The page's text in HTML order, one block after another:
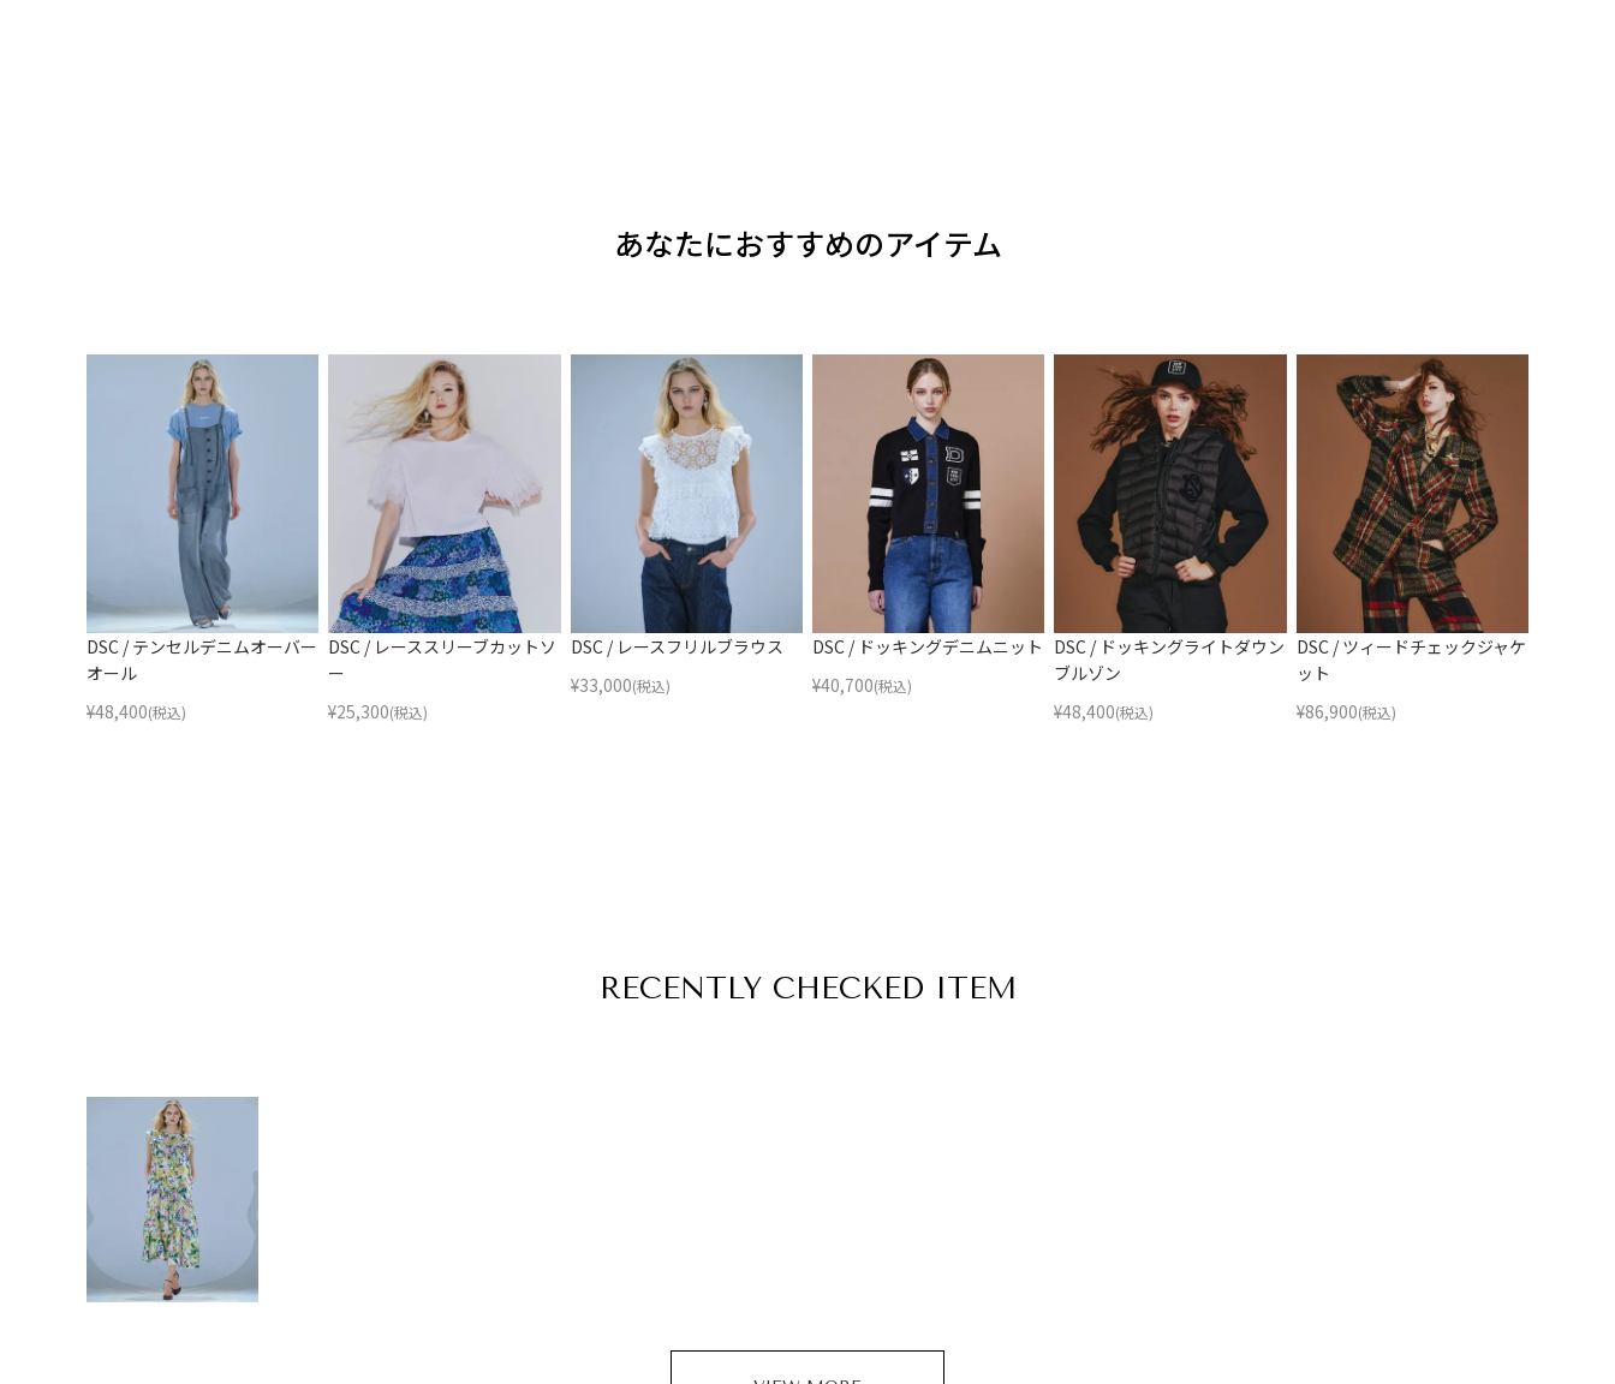
あなたにおすすめのアイテム
DSC / テンセルデニムオーバー
オール
¥48,400(税込)
DSC / レーススリーブカットソ
ー
¥25,300(税込)
DSC / レースフリルブラウス
¥33,000(税込)
DSC / ドッキングデニムニット
¥40,700(税込)
DSC / ドッキングライトダウン
ブルゾン
¥48,400(税込)
DSC / ツィードチェックジャケ
ット
¥86,900(税込)
RECENTLY CHECKED ITEM